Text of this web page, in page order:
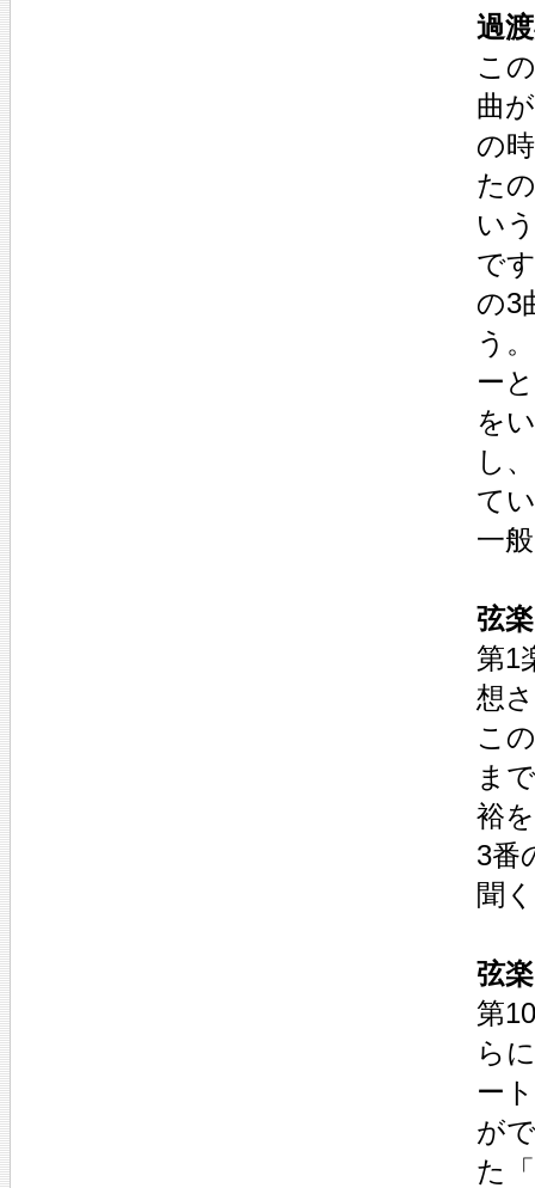
過
こ
曲
の
た
い
で
の3
う
ー
を
し
て
一
弦
第1
想
こ
ま
裕
3番
聞
弦
第
ら
ー
が
た